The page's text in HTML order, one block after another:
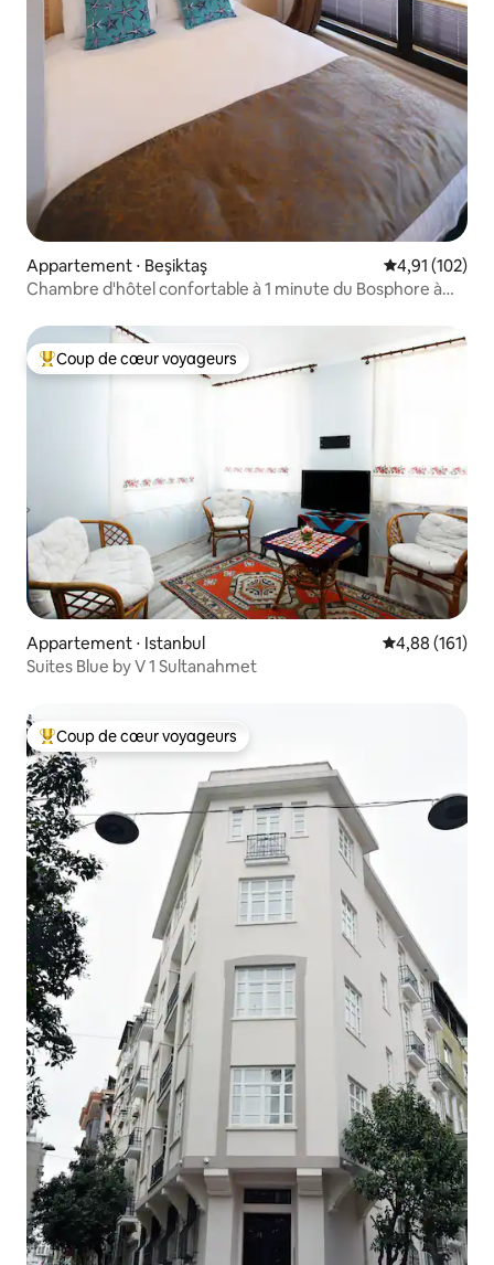
Appartement ⋅ Beşiktaş Évaluation
4,91 (102)
Chambre d'hôtel confortable à 1 minute du Bosphore à
Coups de cœur voyageurs les plus appréciés
Coup de cœur voyageurs
Appartement ⋅ Istanbul Évaluation
4,88 (161)
Suites Blue by V 1 Sultanahmet
Coups de cœur voyageurs les plus appréciés
Coup de cœur voyageurs